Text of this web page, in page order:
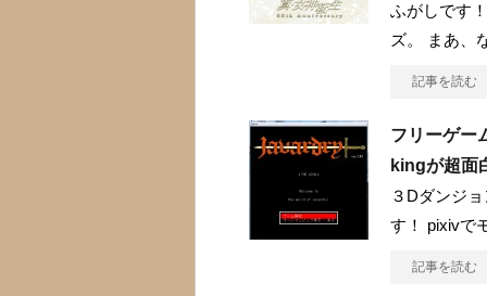
ふがしです
ズ。 まあ、
記事を読む
フリーゲー
kingが超面
３Dダンジ
す！ pixivで
記事を読む